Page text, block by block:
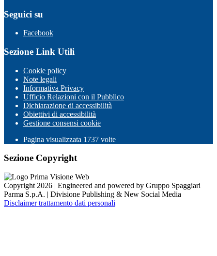
Seguici su
Facebook
Sezione Link Utili
Cookie policy
Note legali
Informativa Privacy
Ufficio Relazioni con il Pubblico
Dichiarazione di accessibilità
Obiettivi di accessibilità
Gestione consensi cookie
Pagina visualizzata 1737 volte
Sezione Copyright
Copyright 2026 | Engineered and powered by Gruppo Spaggiari
Parma S.p.A. | Divisione Publishing & New Social Media
Disclaimer trattamento dati personali